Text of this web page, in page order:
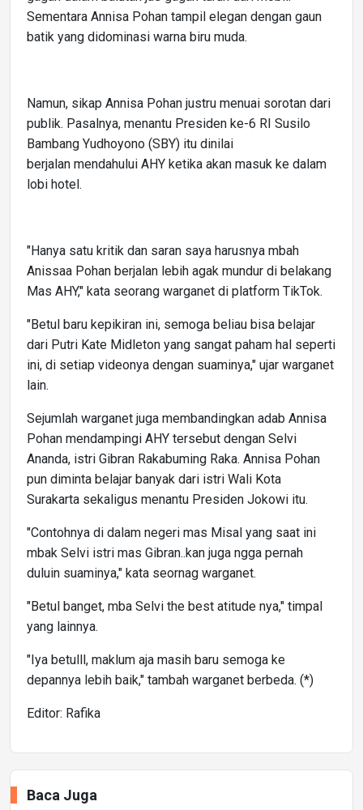
Sementara Annisa Pohan tampil elegan dengan gaun
batik yang didominasi warna biru muda.
Namun, sikap Annisa Pohan justru menuai sorotan dari
publik. Pasalnya, menantu Presiden ke-6 RI Susilo
Bambang Yudhoyono (SBY) itu dinilai
berjalan mendahului AHY ketika akan masuk ke dalam
lobi hotel.
"Hanya satu kritik dan saran saya harusnya mbah
Anissaa Pohan berjalan lebih agak mundur di belakang
Mas AHY," kata seorang warganet di platform TikTok.
"Betul baru kepikiran ini, semoga beliau bisa belajar
dari Putri Kate Midleton yang sangat paham hal seperti
ini, di setiap videonya dengan suaminya," ujar warganet
lain.
Sejumlah warganet juga membandingkan adab Annisa
Pohan mendampingi AHY tersebut dengan Selvi
Ananda, istri Gibran Rakabuming Raka. Annisa Pohan
pun diminta belajar banyak dari istri Wali Kota
Surakarta sekaligus menantu Presiden Jokowi itu.
"Contohnya di dalam negeri mas Misal yang saat ini
mbak Selvi istri mas Gibran..kan juga ngga pernah
duluin suaminya," kata seornag warganet.
"Betul banget, mba Selvi the best atitude nya," timpal
yang lainnya.
"Iya betulll, maklum aja masih baru semoga ke
depannya lebih baik," tambah warganet berbeda. (*)
Editor: Rafika
Baca Juga